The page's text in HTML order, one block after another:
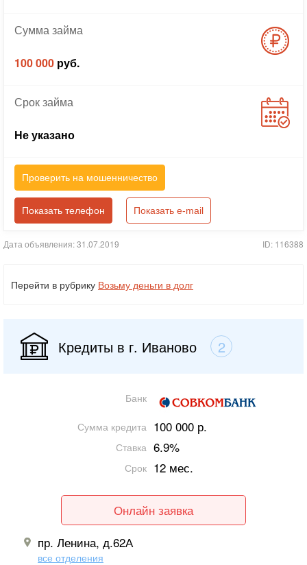
Суммазайма
100 000 руб.
Срокзайма
Не указано
Проверить на мошенничество
Показать телефон Показать e-mail
Дата объявления: 31.07.2019 ID: 116388
Перейти в рубрику Возьму деньги в долг
Кредиты в г. Иваново 2
Банк
Сумма кредита 100 000 р.
Ставка 6.9%
Срок 12 мес.
Онлайн заявка
пр. Ленина, д.62А
все отделения